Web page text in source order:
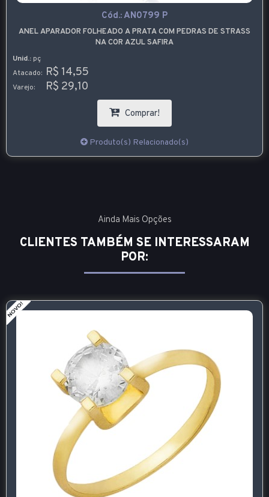
Cód.:AN0799 P
ANEL APARADOR FOLHEADO A PRATA COM PEDRAS DE STRASS
NA COR AZUL SAFIRA
Unid.: pç
Atacado: R$ 14,55
Varejo: R$ 29,10
Comprar!
Produto(s) Relacionado(s)
Ainda Mais Opções
CLIENTES TAMBÉM SE INTERESSARAM
POR: